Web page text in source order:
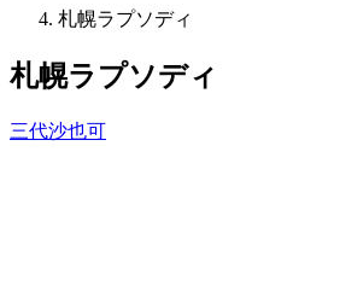
札幌ラプソディ
札幌ラプソディ
三代沙也可